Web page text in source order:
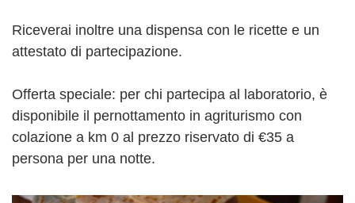
Riceverai inoltre una dispensa con le ricette e un
attestato di partecipazione.
Offerta speciale: per chi partecipa al laboratorio, è
disponibile il pernottamento in agriturismo con
colazione a km 0 al prezzo riservato di €35 a
persona per una notte.